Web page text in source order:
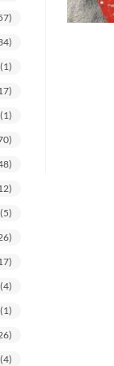
(1)
(1)
(5)
(4)
(1)
(4)